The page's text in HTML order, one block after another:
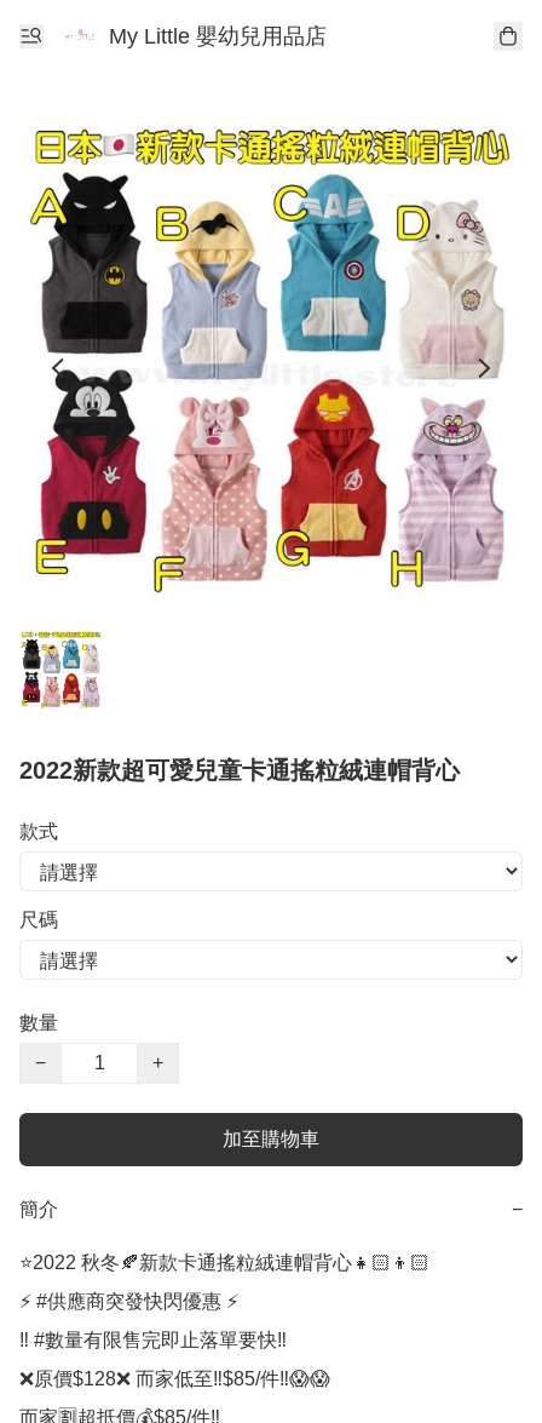
My Little 嬰幼兒用品店
2022新款超可愛兒童卡通搖粒絨連帽背心
款式
尺碼
數量
−
+
加至購物車
簡介 −
⭐️2022 秋冬🍂新款卡通搖粒絨連帽背心👧🏻👦🏻
⚡ #供應商突發快閃優惠 ⚡
‼️ #數量有限售完即止落單要快‼️
❌原價$128❌ 而家低至‼️$85/件‼️😱😱
而家🈹超抵價💰$85/件‼️